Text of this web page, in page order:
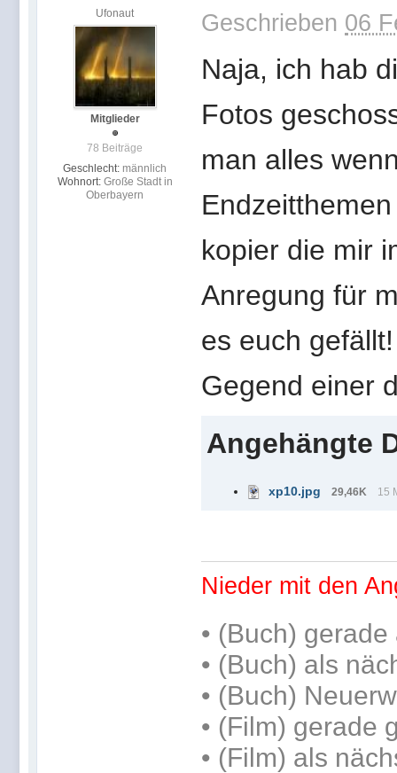
Ufonaut
Mitglieder
78 Beiträge
Geschlecht: männlich
Wohnort: Große Stadt in
Oberbayern
Geschrieben 06
Naja, ich hab
Fotos
man alles
kopier die mir
Anregung für
es euch
Gegend einer
Angehängte
xp10.jpg 29,46K 15
Nieder mit den
• (Buch) gerade
• (Buch) als
• (Buch)
• (Film) gerade
• (Film) als